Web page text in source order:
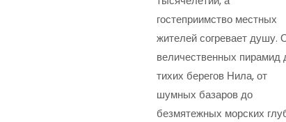
гостеприимство местных
жителей согревает душу.
величественных пирамид
тихих берегов Нила, от
шумных базаров до
безмятежных морских